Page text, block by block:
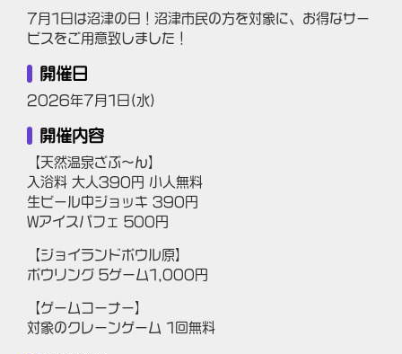
7月1日は沼津の日！沼津市民の方を対象に、お得なサー
ビスをご用意致しました！
開催日
2026年7月1日(水)
開催内容
【天然温泉ざぶ～ん】
入浴料 大人390円 小人無料
生ビール中ジョッキ 390円
Wアイスパフェ 500円
【ジョイランドボウル原】
ボウリング 5ゲーム1,000円
【ゲームコーナー】
対象のクレーンゲーム 1回無料